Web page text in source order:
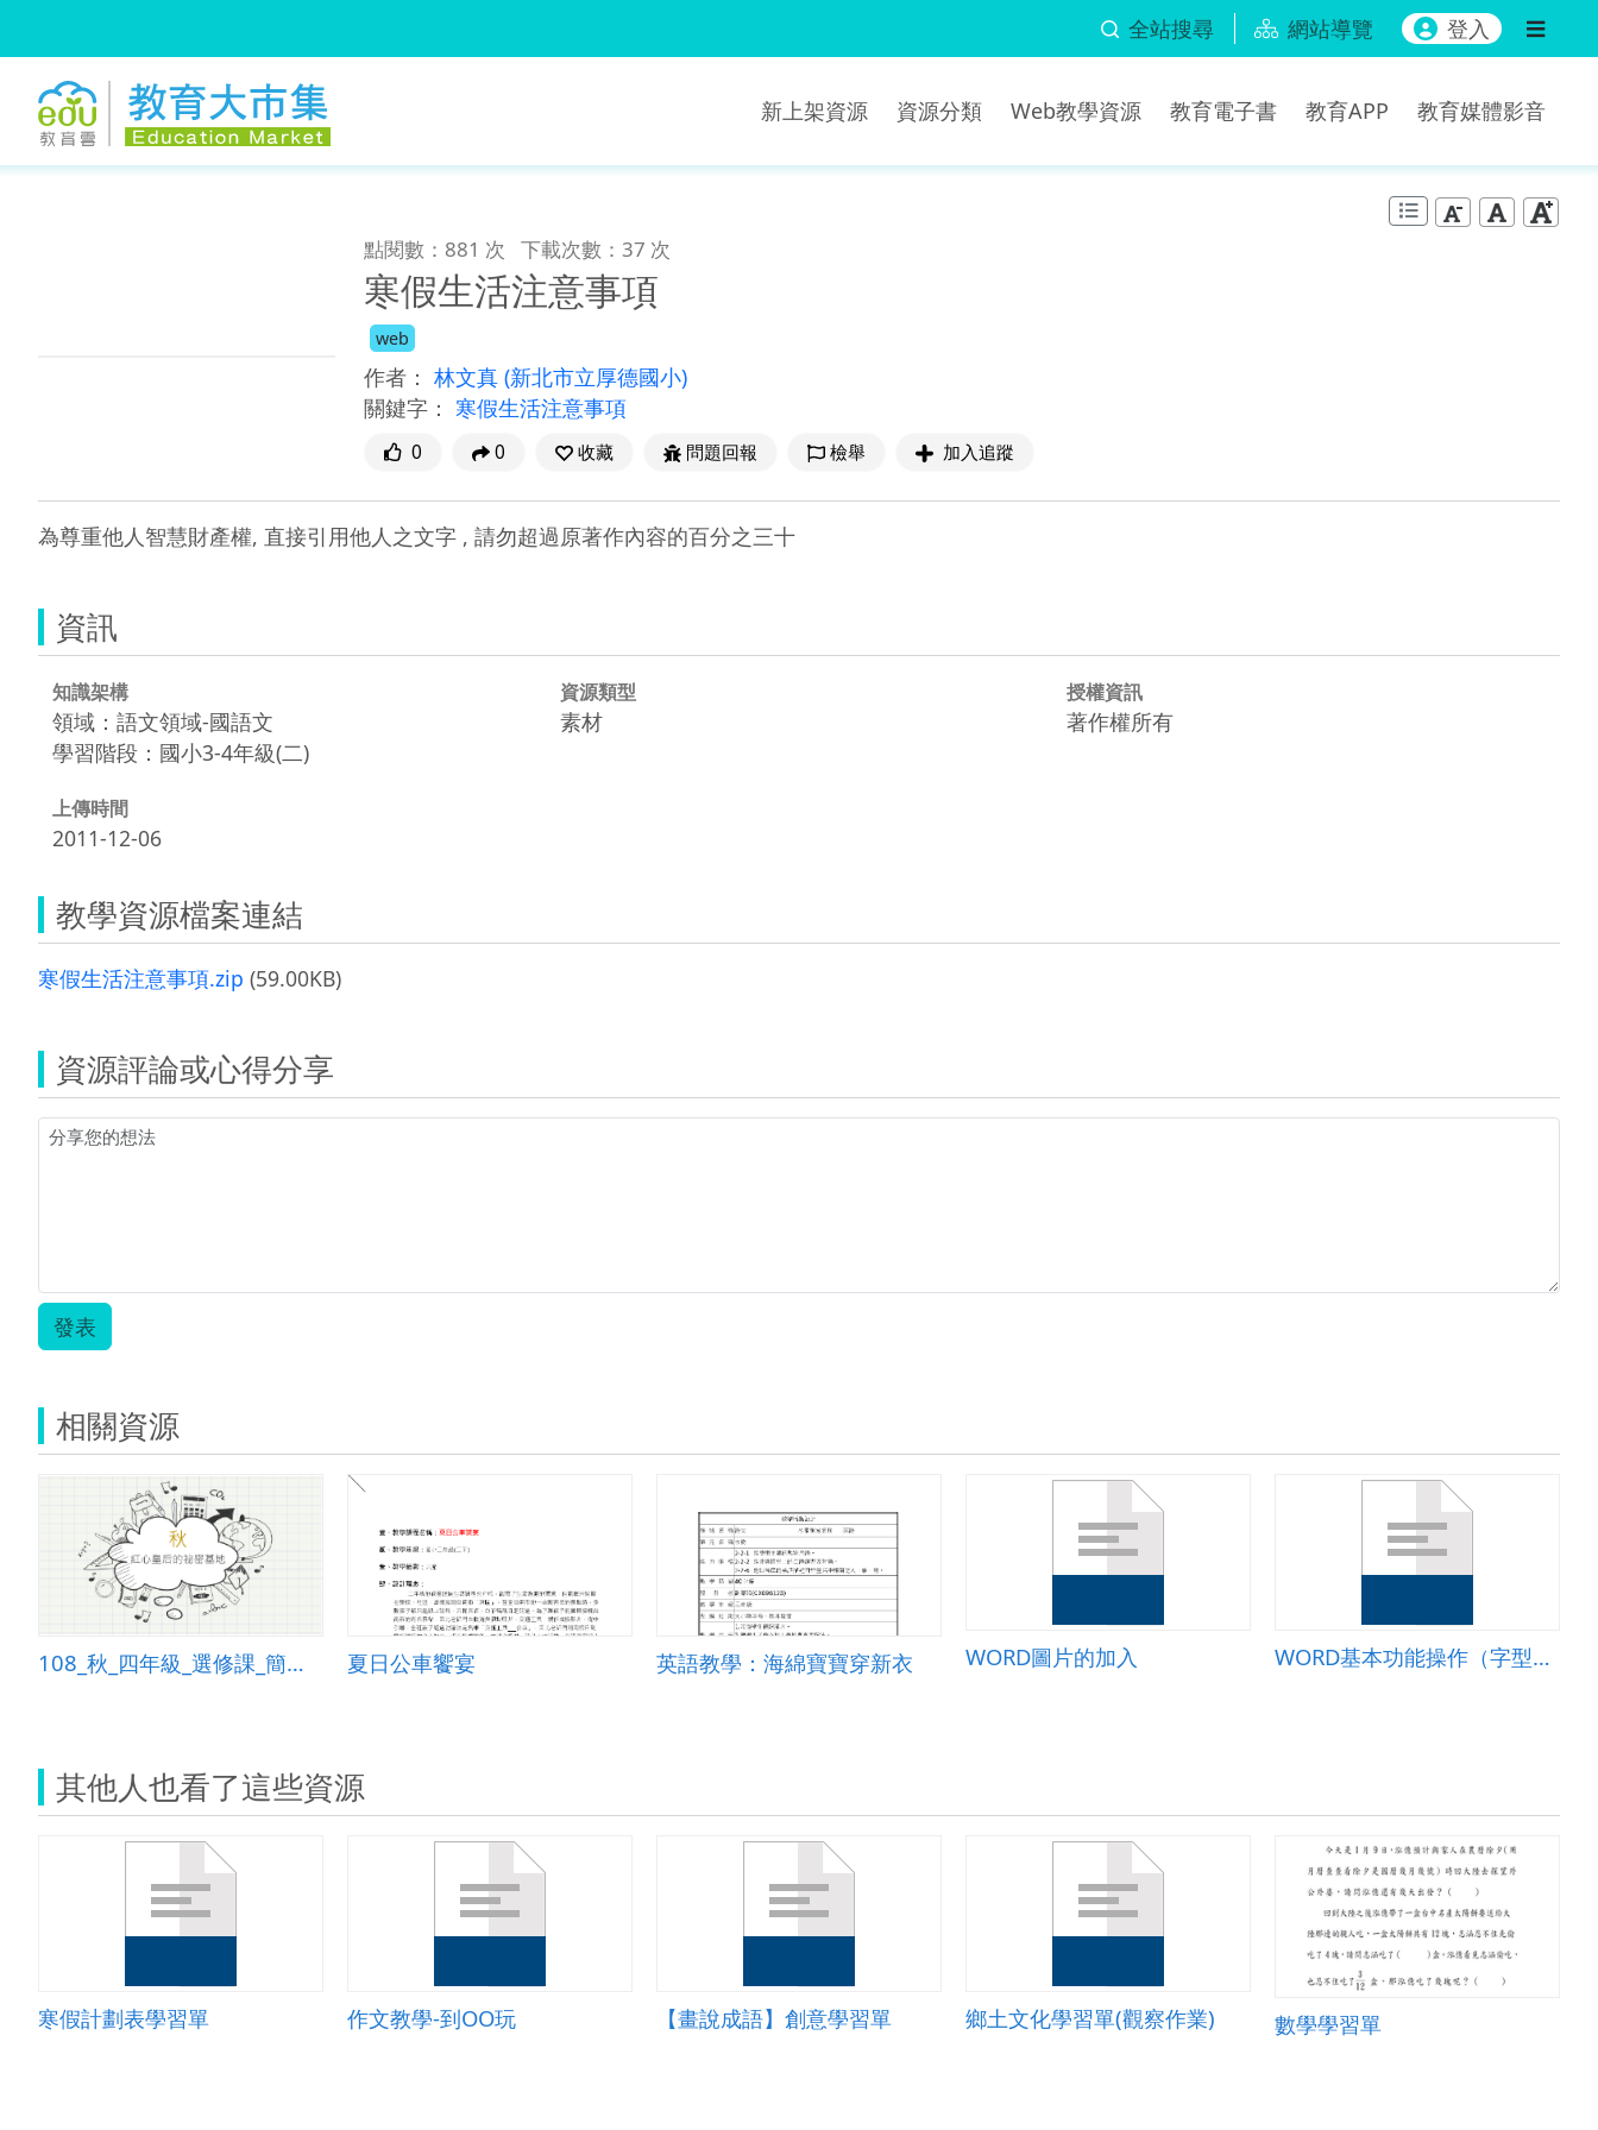
全站搜尋 網站導覽 登入
新上架資源 資源分類 Web教學資源 教育電子書 教育APP 教育媒體影音
點閱數：881 次 下載次數：37 次
寒假生活注意事項
web
作者： 林文真 (新北市立厚德國小)
關鍵字： 寒假生活注意事項
0 0 收藏 問題回報 檢舉 加入追蹤
為尊重他人智慧財產權, 直接引用他人之文字 , 請勿超過原著作內容的百分之三十
資訊
知識架構
領域：語文領域-國語文
學習階段：國小3-4年級(二)
資源類型
素材
授權資訊
著作權所有
上傳時間
2011-12-06
教學資源檔案連結
寒假生活注意事項.zip (59.00KB)
資源評論或心得分享
發表
相關資源
108_秋_四年級_選修課_簡報教學_默契解說 夏日公車饗宴 英語教學：海綿寶寶穿新衣 WORD圖片的加入 WORD基本功能操作（字型功能變化）
其他人也看了這些資源
寒假計劃表學習單 作文教學-到OO玩 【畫說成語】創意學習單 鄉土文化學習單(觀察作業) 數學學習單